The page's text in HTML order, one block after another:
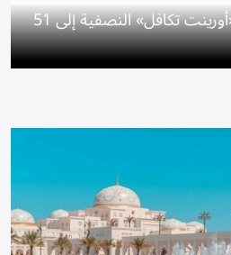
68.9 % قفزة في أرباح «أورينت تكافل» النصفية إلى 51